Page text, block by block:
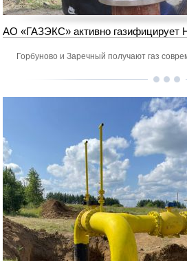
АО «ГАЗЭКС» активно газифицирует
Горбуново и Заречный получают газ